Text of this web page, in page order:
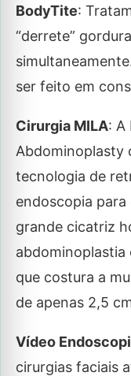
BodyTite:
“derrete”
ser feito em
Cirurgia MILA: A
Abdominoplasty
tecnologia de
endoscopia
grande cicatriz
que costura a
de apenas 2,5
Vídeo
cirurgias faciais